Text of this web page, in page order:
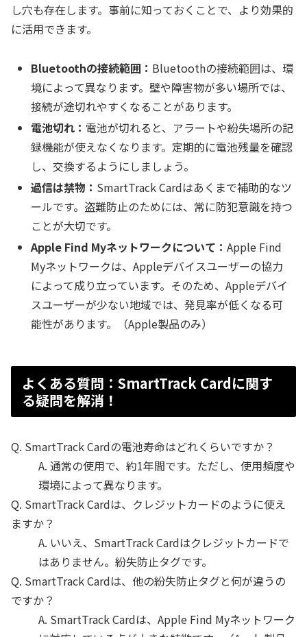
し穴も存在します。事前に知っておくことで、より効果的
に活用できます。
Bluetoothの接続範囲： Bluetoothの接続範囲は、環
境によって異なります。壁や障害物が多い場所では、
接続が途切れやすくなることがあります。
電池切れ： 電池が切れると、アラートや紛失場所の記
録機能が使えなくなります。定期的に電池残量を確認
し、交換するようにしましょう。
過信は禁物： SmartTrack Cardはあくまで補助的なツ
ールです。盗難防止のためには、常に防犯意識を持つ
ことが大切です。
Apple Find Myネットワークについて：Apple Find
Myネットワークは、Appleデバイスユーザーの協力
によって成り立っています。そのため、Appleデバイ
スユーザーが少ない地域では、発見率が低くなる可
能性があります。（Apple製品のみ）
よくある質問：SmartTrack Cardに関す
る疑問を解消！
Q. SmartTrack Cardの電池寿命はどれくらいですか？
A. 通常の使用で、約1年間です。ただし、使用頻度や
環境によって異なります。
Q. SmartTrack Cardは、クレジットカードのように使え
ますか？
A. いいえ、SmartTrack Cardはクレジットカードで
はありません。紛失防止タグです。
Q. SmartTrack Cardは、他の紛失防止タグと何が違うの
ですか？
A. SmartTrack Cardは、Apple Find Myネットワーク